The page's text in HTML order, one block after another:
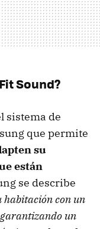
Sound?
sistema de
que permite
su
están
se describe
habitación con un
un